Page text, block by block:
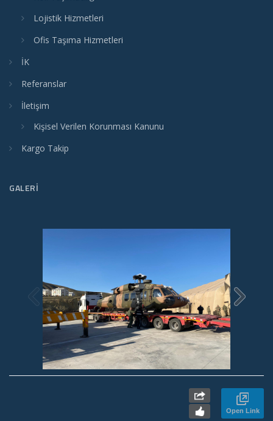
Lojistik Hizmetleri
Ofis Taşıma Hizmetleri
İK
Referanslar
İletişim
Kişisel Verilen Korunması Kanunu
Kargo Takip
GALERI
Open Link